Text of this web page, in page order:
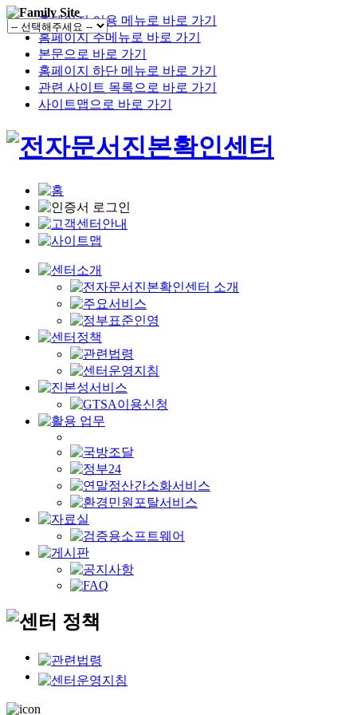
홈페이지 이용 메뉴로 바로 가기
홈페이지 주메뉴로 바로 가기
본문으로 바로 가기
홈페이지 하단 메뉴로 바로 가기
관련 사이트 목록으로 바로 가기
사이트맵으로 바로 가기